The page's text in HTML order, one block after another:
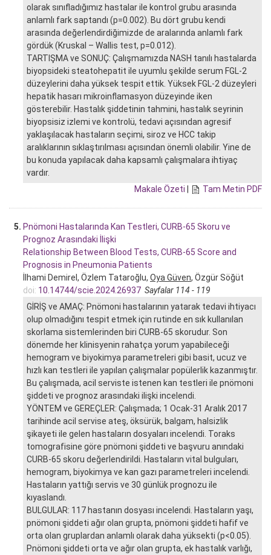
olarak sınıfladığımız hastalar ile kontrol grubu arasında
anlamlı fark saptandı (p=0.002). Bu dört grubu kendi
arasında değerlendirdiğimizde de aralarında anlamlı fark
gördük (Kruskal – Wallis test, p=0.012).
TARTIŞMA ve SONUÇ: Çalışmamızda NASH tanılı hastalarda
biyopsideki steatohepatit ile uyumlu şekilde serum FGL-2
düzeylerini daha yüksek tespit ettik. Yüksek FGL-2 düzeyleri
hepatik hasarı mikroinflamasyon düzeyinde iken
gösterebilir. Hastalık şiddetinin tahmini, hastalık seyrinin
biyopsisiz izlemi ve kontrolü, tedavi açısından agresif
yaklaşılacak hastaların seçimi, siroz ve HCC takip
aralıklarının sıklaştırılması açısından önemli olabilir. Yine de
bu konuda yapılacak daha kapsamlı çalışmalara ihtiyaç
vardır.
Makale Özeti | Tam Metin PDF
5. Pnömoni Hastalarında Kan Testleri, CURB-65 Skoru ve
Prognoz Arasındaki İlişki
Relationship Between Blood Tests, CURB-65 Score and
Prognosis in Pneumonia Patients
İlhami Demirel, Özlem Tataroğlu, Oya Güven, Özgür Söğüt
doi: 10.14744/scie.2024.26937 Sayfalar 114 - 119
GİRİŞ ve AMAÇ: Pnömoni hastalarının yatarak tedavi ihtiyacı
olup olmadığını tespit etmek için rutinde en sık kullanılan
skorlama sistemlerinden biri CURB-65 skorudur. Son
dönemde her klinisyenin rahatça yorum yapabileceği
hemogram ve biyokimya parametreleri gibi basit, ucuz ve
hızlı kan testleri ile yapılan çalışmalar popülerlik kazanmıştır.
Bu çalışmada, acil serviste istenen kan testleri ile pnömoni
şiddeti ve prognoz arasındaki ilişki incelendi.
YÖNTEM ve GEREÇLER: Çalışmada; 1 Ocak-31 Aralık 2017
tarihinde acil servise ateş, öksürük, balgam, halsizlik
şikayeti ile gelen hastaların dosyaları incelendi. Toraks
tomografisine göre pnömoni şiddeti ve başvuru anındaki
CURB-65 skoru değerlendirildi. Hastaların vital bulguları,
hemogram, biyokimya ve kan gazı parametreleri incelendi.
Hastaların yattığı servis ve 30 günlük prognozu ile
kıyaslandı.
BULGULAR: 117 hastanın dosyası incelendi. Hastaların yaşı,
pnömoni şiddeti ağır olan grupta, pnömoni şiddeti hafif ve
orta olan gruplardan anlamlı olarak daha yüksekti (p<0.05).
Pnömoni şiddeti orta ve ağır olan grupta, ek hastalık varlığı,